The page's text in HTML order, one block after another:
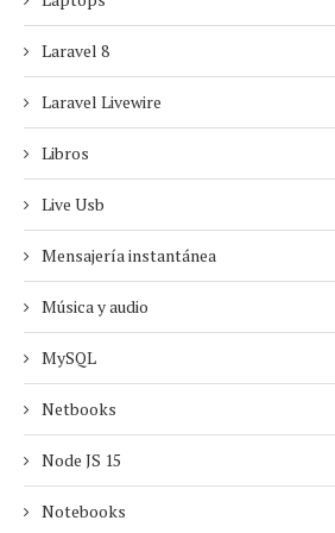
Laravel 8
Laravel Livewire
Libros
Live Usb
Mensajería instantánea
Música y audio
MySQL
Netbooks
Node JS 15
Notebooks